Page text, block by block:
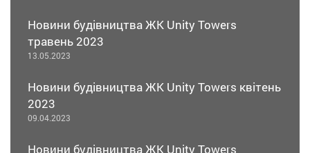
Новини будівництва ЖК Unity Towers
травень 2023
13.05.2023
Новини будівництва ЖК Unity Towers квітень
2023
09.04.2023
Новини будівництва ЖК Unity Towers